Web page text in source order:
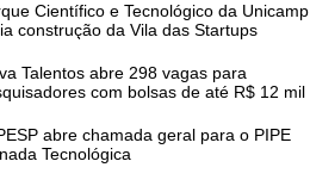
Científico e Tecnológico da Unicamp
construção da Vila das Startups
Talentos abre 298 vagas para
com bolsas de até R$ 12 mil
abre chamada geral para o PIPE
Tecnológica